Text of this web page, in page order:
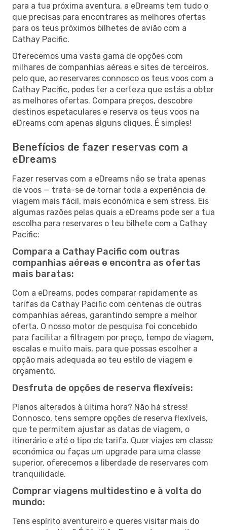
para a tua próxima aventura, a eDreams tem tudo o
que precisas para encontrares as melhores ofertas
para os teus próximos bilhetes de avião com a
Cathay Pacific.
Oferecemos uma vasta gama de opções com
milhares de companhias aéreas e sites de terceiros,
pelo que, ao reservares connosco os teus voos com a
Cathay Pacific, podes ter a certeza que estás a obter
as melhores ofertas. Compara preços, descobre
destinos espetaculares e reserva os teus voos na
eDreams com apenas alguns cliques. É simples!
Benefícios de fazer reservas com a
eDreams
Fazer reservas com a eDreams não se trata apenas
de voos — trata-se de tornar toda a experiência de
viagem mais fácil, mais económica e sem stress. Eis
algumas razões pelas quais a eDreams pode ser a tua
escolha para reservares o teu bilhete com a Cathay
Pacific:
Compara a Cathay Pacific com outras
companhias aéreas e encontra as ofertas
mais baratas:
Com a eDreams, podes comparar rapidamente as
tarifas da Cathay Pacific com centenas de outras
companhias aéreas, garantindo sempre a melhor
oferta. O nosso motor de pesquisa foi concebido
para facilitar a filtragem por preço, tempo de viagem,
escalas e muito mais, para que possas escolher a
opção mais adequada ao teu estilo de viagem e
orçamento.
Desfruta de opções de reserva flexíveis:
Planos alterados à última hora? Não há stress!
Connosco, tens sempre opções de reserva flexíveis,
que te permitem ajustar as datas de viagem, o
itinerário e até o tipo de tarifa. Quer viajes em classe
económica ou faças um upgrade para uma classe
superior, oferecemos a liberdade de reservares com
tranquilidade.
Comprar viagens multidestino e à volta do
mundo:
Tens espírito aventureiro e queres visitar mais do